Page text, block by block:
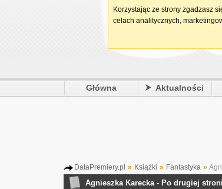
Główna Aktualności
DataPremiery.pl » Książki » Fantastyka »
Agnieszka Karecka - Po drugiej
Korzystając ze strony zgadzasz
celach analitycznych,